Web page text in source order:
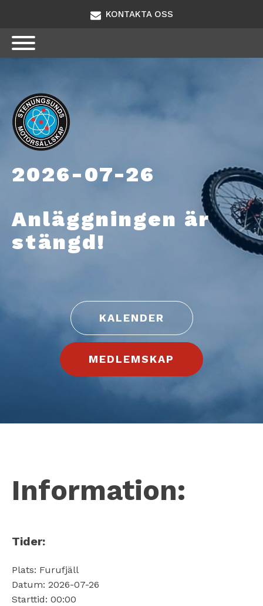
KONTAKTA OSS
2026-07-26
Anläggningen är
stängd!
KALENDER
MEDLEMSKAP
Information:
Tider:
Plats: Furufjäll
Datum: 2026-07-26
Starttid: 00:00